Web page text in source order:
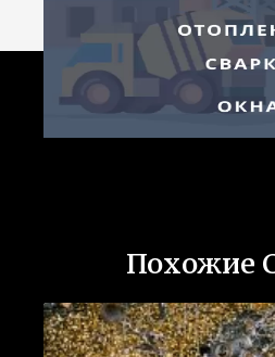
Похожие